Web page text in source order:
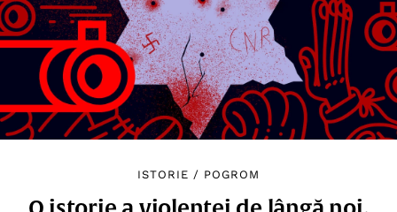
ISTORIE / POGROM